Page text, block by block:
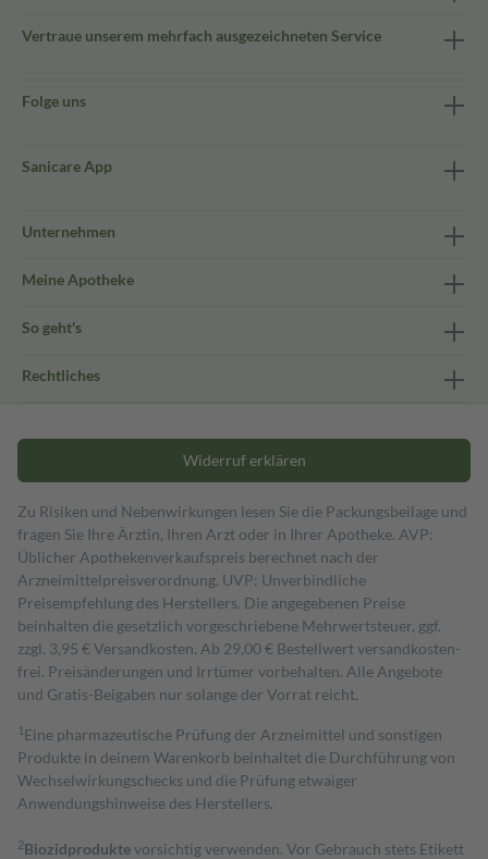
Vertraue unserem mehrfach ausgezeichneten Service
Folge uns
Sanicare App
Unternehmen
Meine Apotheke
So geht's
Rechtliches
Widerruf erklären
Zu Risiken und Nebenwirkungen lesen Sie die Packungsbeilage und
fragen Sie Ihre Ärztin, Ihren Arzt oder in Ihrer Apotheke. AVP:
Üblicher Apothekenverkaufspreis berechnet nach der
Arzneimittelpreisverordnung. UVP: Unverbindliche
Preisempfehlung des Herstellers. Die angegebenen Preise
beinhalten die gesetzlich vorgeschriebene Mehrwertsteuer, ggf.
zzgl. 3,95 € Versandkosten. Ab 29,00 € Bestell­wert versand­kosten­
frei. Preisänderungen und Irrtümer vorbehalten. Alle Angebote
und Gratis-Beigaben nur solange der Vorrat reicht.
1 Eine pharmazeutische Prüfung der Arzneimittel und sonstigen
Produkte in deinem Warenkorb beinhaltet die Durchführung von
Wechselwirkungschecks und die Prüfung etwaiger
Anwendungshinweise des Herstellers.
2Biozidproduktevorsichtig verwenden. Vor Gebrauch stets Etikett